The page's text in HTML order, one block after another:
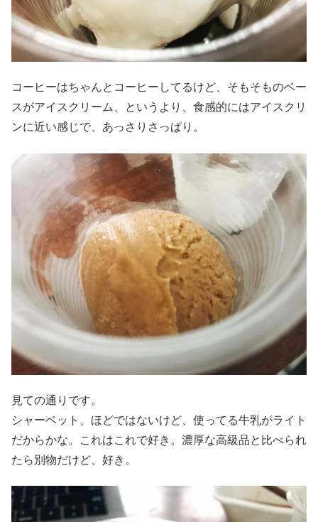
コーヒーはちゃんとコーヒーしてるけど、そもそものベー
スがアイスクリーム、というより、食感的にはアイスクリ
ンに近い感じで、あっさりさっぱり。
見ての通りです。
シャーベット、ほどではないけど、使ってる牛乳がライト
だからかな。これはこれで好き。濃厚な高級品と比べられ
たら別物だけど、好き。